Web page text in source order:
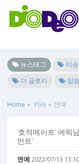
뉴스태그 이
더 글로리
임
Home 기사 연예
‘호적메이트’ 에릭
먼트’
연예 2022/07/13